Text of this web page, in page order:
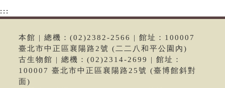
:::
本館 | 總機：(02)2382-2566 | 館址：100007
臺北市中正區襄陽路2號 (二二八和平公園內)
古生物館 | 總機：(02)2314-2699 | 館址：
100007 臺北市中正區襄陽路25號 (臺博館斜對
面)